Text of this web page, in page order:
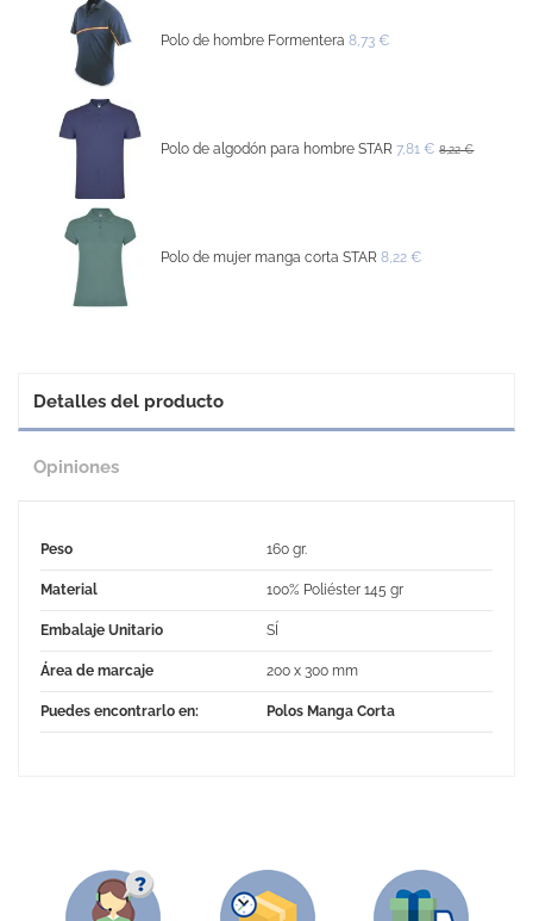
Polo de hombre Formentera 8,73 €
Polo de algodón para hombre STAR 7,81 € 8,22 €
Polo de mujer manga corta STAR 8,22 €
Detalles del producto
Opiniones
Peso 160 gr.
Material 100% Poliéster 145 gr
Embalaje Unitario SÍ
Área de marcaje 200 x 300 mm
Puedes encontrarlo en: Polos Manga Corta